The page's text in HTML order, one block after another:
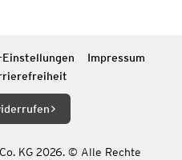
Einstellungen
Impressum
KG 2026. © Alle Rechte